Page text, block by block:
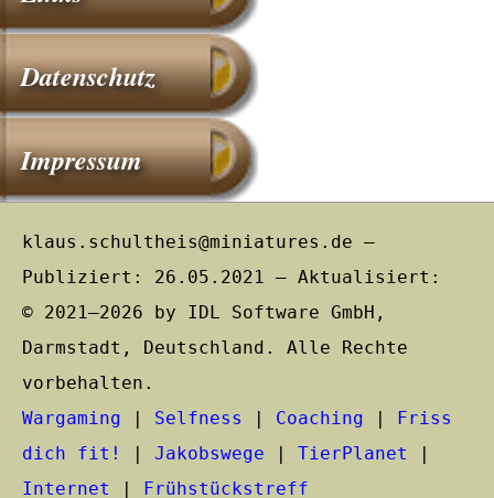
Datenschutz
Impressum
klaus.schultheis@miniatures.de –
Publiziert: 26.05.2021 – Aktualisiert:
© 2021–2026 by IDL Software GmbH,
Darmstadt, Deutschland. Alle Rechte
vorbehalten.
Wargaming | Selfness | Coaching | Friss
dich fit!
| Jakobswege | TierPlanet
|
Internet
| Frühstückstreff